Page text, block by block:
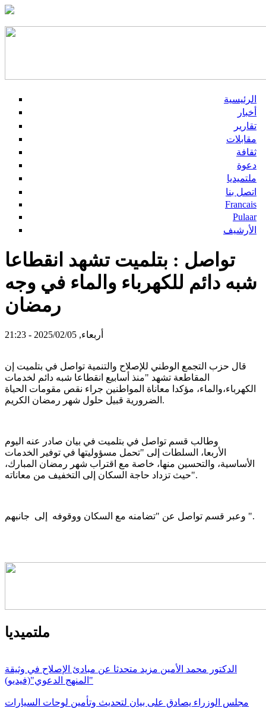
الرئيسية
أخبار
تقارير
مقابلات
ثقافة
دعوة
ملتميديا
اتصل بنا
Francais
Pulaar
الأرشيف
تواصل : بتلميت تشهد انقطاعا
شبه دائم للكهرباء والماء في وجه
رمضان
أربعاء, 2025/02/05 - 21:23
قال حزب التجمع الوطني للإصلاح والتنمية تواصل في بتلميت إن
المقاطعة تشهد "منذ أسابيع انقطاعا شبه دائم لخدمات
الكهرباء،والماء، مؤكدا معاناة المواطنين جراء نقص مقومات الحياة
الضرورية قبيل حلول شهر رمضان الكريم.
وطالب قسم تواصل في بتلميت في بيان صادر عنه اليوم
الأربعا، السلطات إلى "تحمل مسؤوليتها في توفير الخدمات
الأساسية، والتحسين منها، خاصة مع اقتراب شهر رمضان المبارك،
حيث تزداد حاجة السكان إلى التخفيف من معاناته".
وعبر قسم تواصل عن "تضامنه مع السكان ووقوفه إلى جانبهم ".
ملتميديا
الدكتور محمد الأمين مزيد متحدثا عن مبادئ الإصلاح في وثيقة
"المنهج الدعوي"(فيديو)
مجلس الوزراء يصادق على بيان لتحديث وتأمين لوحات السيارات